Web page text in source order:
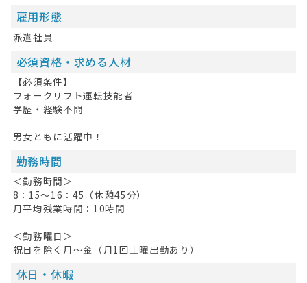
雇用形態
派遣社員
必須資格・求める人材
【必須条件】
フォークリフト運転技能者
学歴・経験不問
男女ともに活躍中！
勤務時間
＜勤務時間＞
8：15～16：45（休憩45分）
月平均残業時間：10時間
＜勤務曜日＞
祝日を除く月～金（月1回土曜出勤あり）
休日・休暇